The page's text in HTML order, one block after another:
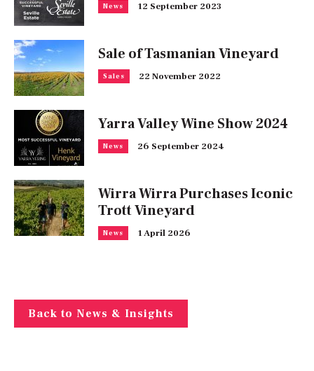
News 12 September 2023
Sale of Tasmanian Vineyard
Sales 22 November 2022
Yarra Valley Wine Show 2024
News 26 September 2024
Wirra Wirra Purchases Iconic
Trott Vineyard
News 1 April 2026
Back to News & Insights